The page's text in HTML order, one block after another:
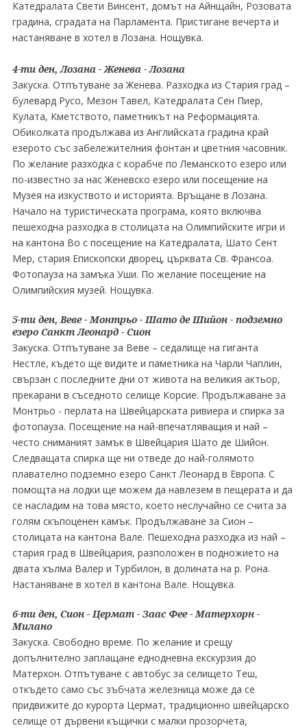
Катедралата Свети Винсент, домът на Айнщайн, Розовата
градина, сградата на Парламента. Пристигане вечерта и
настаняване в хотел в Лозана. Нощувка.
4-ти ден, Лозана - Женева - Лозана
Закуска. Отпътуване за Женева. Разходка из Стария град –
булевард Русо, Мезон Тавел, Катедралата Сен Пиер,
Кулата, Кметството, паметникът на Реформацията.
Обиколката продължава из Английската градина край
езерото със забележителния фонтан и цветния часовник.
По желание разходка с корабче по Леманското езеро или
по-известно за нас Женевско езеро или посещение на
Музея на изкуството и историята. Връщане в Лозана.
Начало на туристическата програма, която включва
пешеходна разходка в столицата на Олимпийските игри и
на кантона Во с посещение на Катедралата, Шато Сент
Мер, стария Епископски дворец, църквата Св. Франсоа.
Фотопауза на замъка Уши. По желание посещение на
Олимпийския музей. Нощувка.
5-ти ден, Веве - Монтрьо - Шато де Шийон - подземно
езеро Санкт Леонард - Сион
Закуска. Отпътуване за Веве – седалище на гиганта
Нестле, където ще видите и паметника на Чарли Чаплин,
свързан с последните дни от живота на великия актьор,
прекарани в съседното селище Корсие. Продължаване за
Монтрьо - перлата на Швейцарската ривиера и спирка за
фотопауза. Посещение на най-впечатляващия и най –
често сниманият замък в Швейцария Шато де Шийон.
Следващата спирка ще ни отведе до най-голямото
плавателно подземно езеро Санкт Леонард в Европа. С
помощта на лодки ще можем да навлезем в пещерата и да
се насладим на това място, което неслучайно се счита за
голям скъпоценен камък. Продължаване за Сион –
столицата на кантона Вале. Пешеходна разходка из най –
стария град в Швейцария, разположен в подножието на
двата хълма Валер и Турбилон, в долината на р. Рона.
Настаняване в хотел в кантона Вале. Нощувка.
6-ти ден, Сион - Цермат - Заас Фее - Матерхорн -
Милано
Закуска. Свободно време. По желание и срещу
допълнително заплащане еднодневна екскурзия до
Матерхон. Отпътуване с автобус за селището Теш,
откъдето само със зъбчата железница може да се
придвижите до курорта Цермат, традиционно швейцарско
селище от дървени къщички с малки прозорчета,